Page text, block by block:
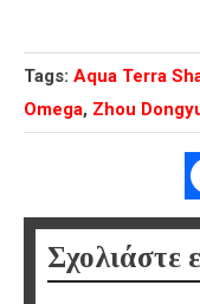
Tags: Aqua Terra
Omega, Zhou
Σχολιάστε